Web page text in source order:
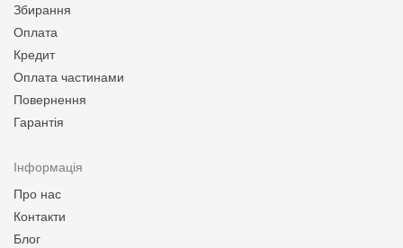
Збирання
Оплата
Кредит
Оплата частинами
Повернення
Гарантія
Інформація
Про нас
Контакти
Блог